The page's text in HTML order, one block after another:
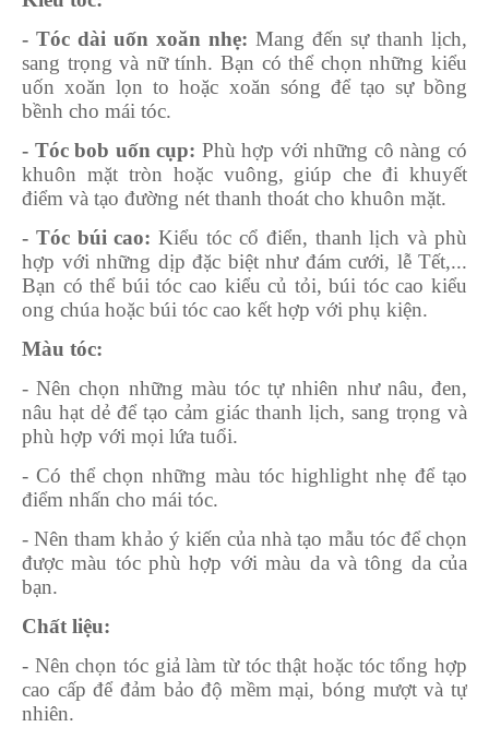
- Tóc dài uốn xoăn nhẹ: Mang đến sự thanh lịch,
sang trọng và nữ tính. Bạn có thể chọn những kiểu
uốn xoăn lọn to hoặc xoăn sóng để tạo sự bồng
bềnh cho mái tóc.
- Tóc bob uốn cụp: Phù hợp với những cô nàng có
khuôn mặt tròn hoặc vuông, giúp che đi khuyết
điểm và tạo đường nét thanh thoát cho khuôn mặt.
- Tóc búi cao: Kiểu tóc cổ điển, thanh lịch và phù
hợp với những dịp đặc biệt như đám cưới, lễ Tết,...
Bạn có thể búi tóc cao kiểu củ tỏi, búi tóc cao kiểu
ong chúa hoặc búi tóc cao kết hợp với phụ kiện.
Màu tóc:
- Nên chọn những màu tóc tự nhiên như nâu, đen,
nâu hạt dẻ để tạo cảm giác thanh lịch, sang trọng và
phù hợp với mọi lứa tuổi.
- Có thể chọn những màu tóc highlight nhẹ để tạo
điểm nhấn cho mái tóc.
- Nên tham khảo ý kiến của nhà tạo mẫu tóc để chọn
được màu tóc phù hợp với màu da và tông da của
bạn.
Chất liệu:
- Nên chọn tóc giả làm từ tóc thật hoặc tóc tổng hợp
cao cấp để đảm bảo độ mềm mại, bóng mượt và tự
nhiên.